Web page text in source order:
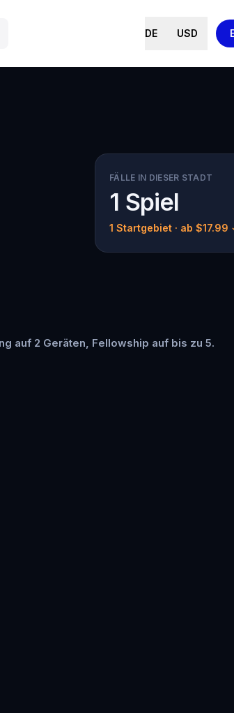
DE USD
FÄLLE IN DIESER STADT
1 Spiel
1 Startgebiet · ab $17.99
auf 2 Geräten, Fellowship auf bis zu 5.